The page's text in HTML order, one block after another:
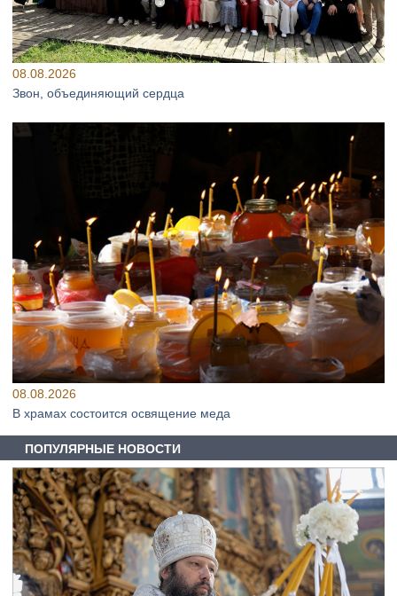
08.08.2026
Звон, объединяющий сердца
08.08.2026
В храмах состоится освящение меда
ПОПУЛЯРНЫЕ НОВОСТИ